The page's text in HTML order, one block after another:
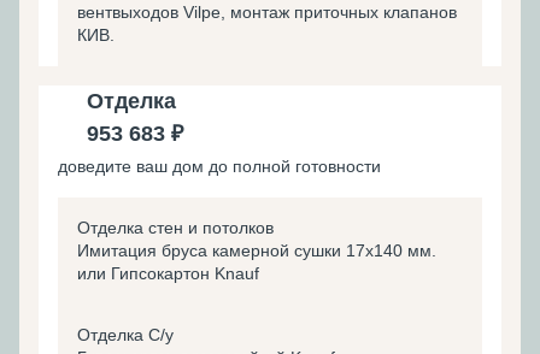
вентвыходов Vilpe, монтаж приточных клапанов
КИВ.
Отделка
953 683 ₽
доведите ваш дом до полной готовности
Отделка стен и потолков
Имитация бруса камерной сушки 17х140 мм.
или Гипсокартон Knauf
Отделка С/у